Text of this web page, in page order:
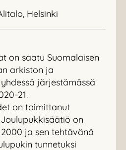
Helsinki
on saatu Suomalaisen
arkiston ja
järjestämässä
21.
on toimittanut
on
ja sen tehtävänä
tunnetuksi